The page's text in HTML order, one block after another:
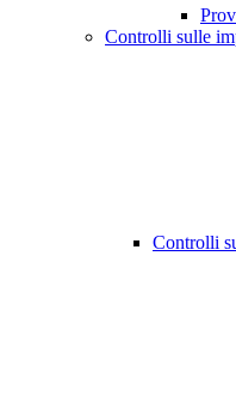
Controlli sulle
Controlli